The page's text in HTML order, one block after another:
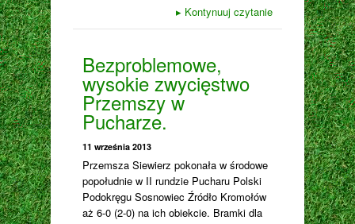
▸ Kontynuuj czytanie
Bezproblemowe,
wysokie zwycięstwo
Przemszy w
Pucharze.
11 września 2013
Przemsza Siewierz pokonała w środowe
popołudnie w II rundzie Pucharu Polski
Podokręgu Sosnowiec Źródło Kromołów
aż 6-0 (2-0) na ich obiekcie. Bramki dla